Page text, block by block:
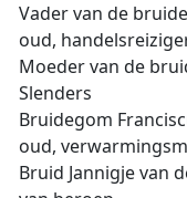
Vader van de
oud,
Moeder van de
Slenders
Bruidegom
oud,
Bruid Jannigje van